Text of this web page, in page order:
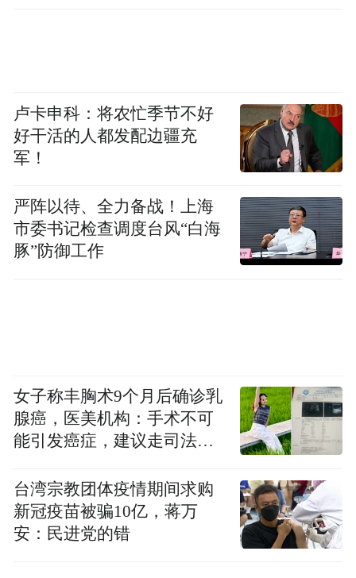
卢卡申科：将农忙季节不好
好干活的人都发配边疆充
军！
严阵以待、全力备战！上海
市委书记检查调度台风“白海
豚”防御工作
女子称丰胸术9个月后确诊乳
腺癌，医美机构：手术不可
能引发癌症，建议走司法途
台湾宗教团体疫情期间求购
新冠疫苗被骗10亿，蒋万
安：民进党的错